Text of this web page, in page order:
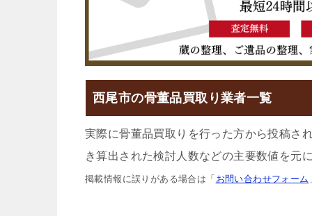
西尾市の骨董品買取り業者一覧
実際に骨董品買取りを行った方から投稿さ
き算出された検討人数などの主要数値を元
掲載情報に誤りがある場合は「 お問い合わせフォーム